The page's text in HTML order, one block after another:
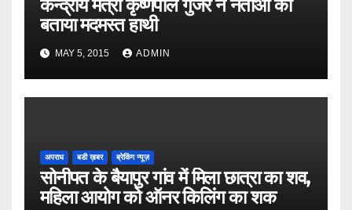
केन्द्रीय मंत्री कृष्णपाल गुर्जर ने नेताओं को
बताया मदमस्त हाथी
MAY 5, 2015 ADMIN
अपराध बडी ख़बर ब्रेकिंग न्यूज़
सोनीपत के बैयापुर गांव में मिला छात्रा का शव,
महिला आयोग को ऑनर किलिंग का शक